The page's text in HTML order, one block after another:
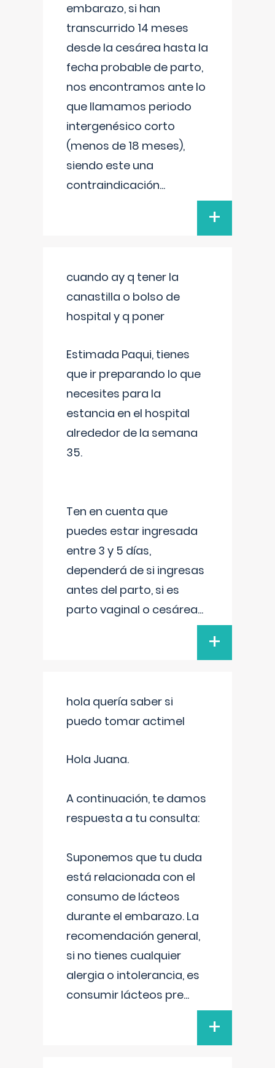
embarazo, si han
transcurrido 14 meses
desde la cesárea hasta la
fecha probable de parto,
nos encontramos ante lo
que llamamos periodo
intergenésico corto
(menos de 18 meses),
siendo este una
contraindicación...
+
cuando ay q tener la
canastilla o bolso de
hospital y q poner
Estimada Paqui, tienes
que ir preparando lo que
necesites para la
estancia en el hospital
alrededor de la semana
35.
Ten en cuenta que
puedes estar ingresada
entre 3 y 5 días,
dependerá de si ingresas
antes del parto, si es
parto vaginal o cesárea...
+
hola quería saber si
puedo tomar actimel
Hola Juana.
A continuación, te damos
respuesta a tu consulta:
Suponemos que tu duda
está relacionada con el
consumo de lácteos
durante el embarazo. La
recomendación general,
si no tienes cualquier
alergia o intolerancia, es
consumir lácteos pre...
+